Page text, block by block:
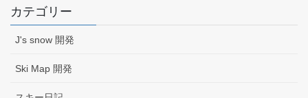
カテゴリー
J's snow 開発
Ski Map 開発